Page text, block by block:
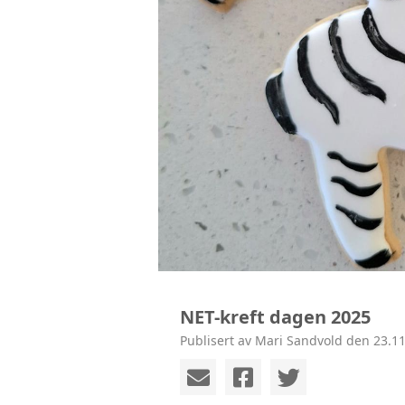
NET-kreft dagen 2025
Publisert av Mari Sandvold den